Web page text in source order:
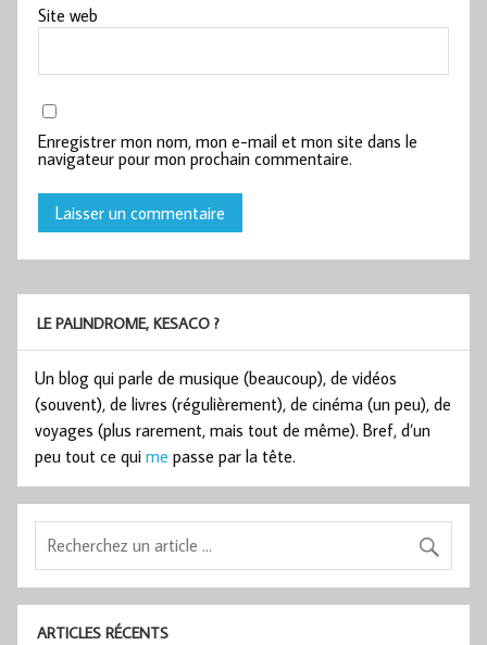
Site web
Enregistrer mon nom, mon e-mail et mon site dans le
navigateur pour mon prochain commentaire.
LE PALINDROME, KESACO ?
Un blog qui parle de musique (beaucoup), de vidéos
(souvent), de livres (régulièrement), de cinéma (un peu), de
voyages (plus rarement, mais tout de même). Bref, d’un
peu tout ce qui me passe par la tête.
ARTICLES RÉCENTS